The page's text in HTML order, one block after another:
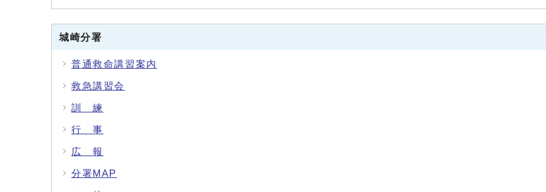
城崎分署
普通救命講習案内
救急講習会
訓 練
行 事
広 報
分署MAP